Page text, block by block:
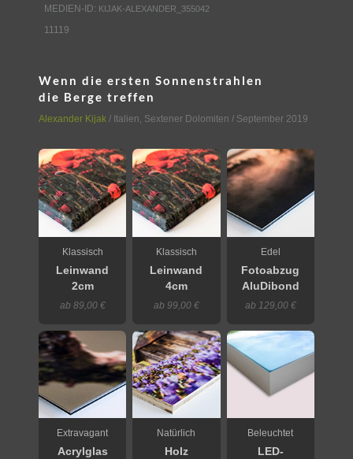
KONTAKT
MEDIEN-ID: KIJAK-ALEXANDER_355042
11119
Wenn die ersten Sonnenstrahlen
die Berge treffen
Alexander Kijak / Italien, Sextener Dolomiten / September 2019
Klassisch
Leinwand
2cm
ab 89,00 €
Klassisch
Leinwand
4cm
ab 99,00 €
Edel
Fotoabzug
AluDibond
ab 129,00 €
Extravagant
Acrylglas
Natürlich
Holz
Beleuchtet
LED-